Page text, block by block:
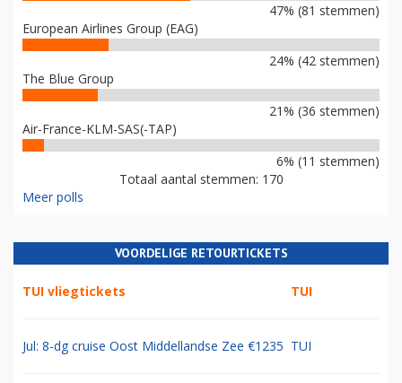
47% (81 stemmen)
European Airlines Group (EAG)
24% (42 stemmen)
The Blue Group
21% (36 stemmen)
Air-France-KLM-SAS(-TAP)
6% (11 stemmen)
Totaal aantal stemmen: 170
Meer polls
VOORDELIGE RETOURTICKETS
TUI vliegtickets TUI
Jul: 8-dg cruise Oost Middellandse Zee €1235 TUI